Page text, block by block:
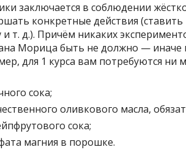
заключается в соблюдении
конкретные действия
т. д.). Причём никаких
Морица быть не должно — иначе
для 1 курса вам потребуются ни
сока;
оливкового масла,
сока;
магния в порошке.